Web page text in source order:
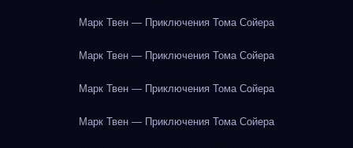
Марк Твен — Приключения Тома Сойера
Марк Твен — Приключения Тома Сойера
Марк Твен — Приключения Тома Сойера
Марк Твен — Приключения Тома Сойера